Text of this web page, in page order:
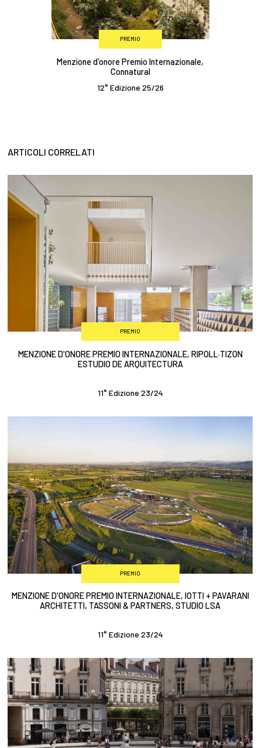
PREMIO
Menzione d'onore Premio Internazionale,
Connatural
12° Edizione 25/26
ARTICOLI CORRELATI
PREMIO
MENZIONE D'ONORE PREMIO INTERNAZIONALE, RIPOLL·TIZON
ESTUDIO DE ARQUITECTURA
11° Edizione 23/24
PREMIO
MENZIONE D'ONORE PREMIO INTERNAZIONALE, IOTTI + PAVARANI
ARCHITETTI, TASSONI & PARTNERS, STUDIO LSA
11° Edizione 23/24